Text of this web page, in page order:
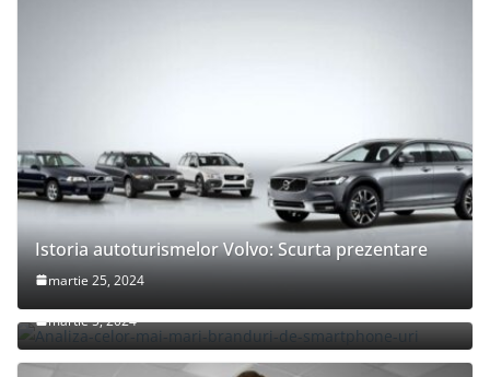
Istoria autoturismelor Volvo: Scurta prezentare
martie 25, 2024
Analiza celor mai mari branduri de smartphone-
uri
martie 5, 2024